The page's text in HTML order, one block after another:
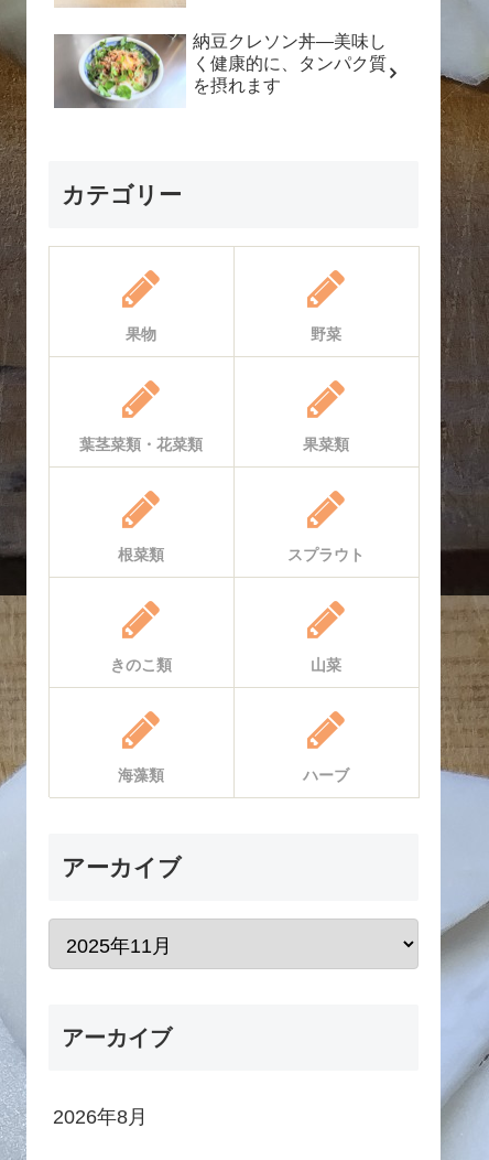
納豆クレソン丼―美味し
く健康的に、タンパク質
を摂れます
カテゴリー
果物 野菜
葉茎菜類・花菜類 果菜類
根菜類 スプラウト
きのこ類 山菜
海藻類 ハーブ
アーカイブ
アーカイブ
2026年8月